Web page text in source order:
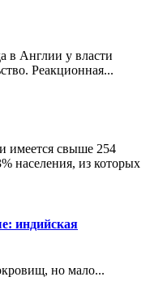
в Англии у власти
Реакционная...
имеется свыше 254
населения, из которых
индийская
но мало...